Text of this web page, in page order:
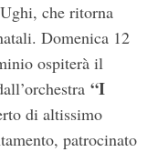
che ritorna
Domenica 12
ospiterà il
“I
di altissimo
patrocinato